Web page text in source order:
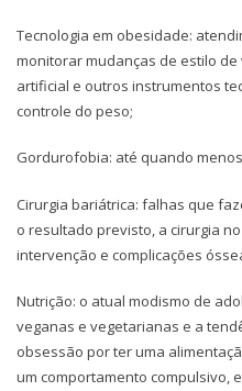
Tecnologia em obesidade:
monitorar mudanças de estilo
artificial e outros instrumentos
controle do peso;
Gordurofobia: até quando
Cirurgia bariátrica: falhas que
o resultado previsto, a cirurgia
intervenção e complicações
Nutrição: o atual modismo de
veganas e vegetarianas e a
obsessão por ter uma
um comportamento compulsivo,